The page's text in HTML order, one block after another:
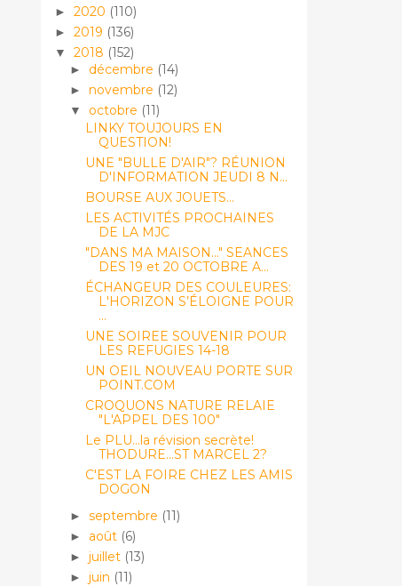
► 2020 (110)
► 2019 (136)
▼ 2018 (152)
► décembre (14)
► novembre (12)
▼ octobre (11)
LINKY TOUJOURS EN
QUESTION!
UNE "BULLE D'AIR"? RÉUNION
D'INFORMATION JEUDI 8 N...
BOURSE AUX JOUETS...
LES ACTIVITÉS PROCHAINES
DE LA MJC
"DANS MA MAISON..." SEANCES
DES 19 et 20 OCTOBRE A...
ÉCHANGEUR DES COULEURES:
L'HORIZON S’ÉLOIGNE POUR
...
UNE SOIREE SOUVENIR POUR
LES REFUGIES 14-18
UN OEIL NOUVEAU PORTE SUR
POINT.COM
CROQUONS NATURE RELAIE
"L'APPEL DES 100"
Le PLU...la révision secrète!
THODURE...ST MARCEL 2?
C'EST LA FOIRE CHEZ LES AMIS
DOGON
► septembre (11)
► août (6)
► juillet (13)
► juin (11)